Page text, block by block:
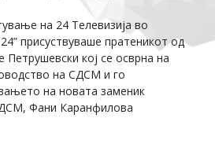
на 24 Телевизија во
присуствуваше пратеникот од
кој се осврна на
на СДСМ и го
на новата заменик
Фани Каранфилова